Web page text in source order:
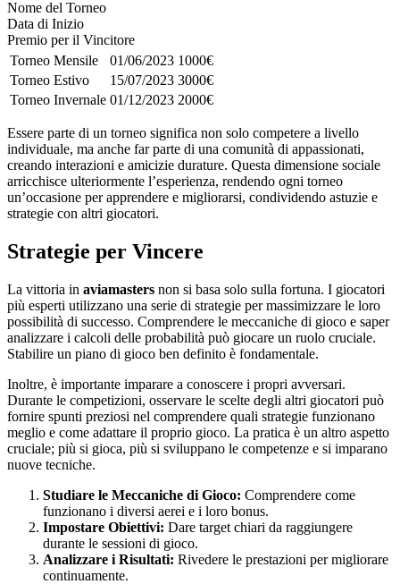
Nome del Torneo
Data di Inizio
Premio per il Vincitore
Torneo Mensile
01/06/2023 1000€
Torneo Estivo
15/07/2023 3000€
Torneo Invernale 01/12/2023 2000€
Essere parte di un torneo significa non solo competere a livello
individuale, ma anche far parte di una comunità di appassionati,
creando interazioni e amicizie durature. Questa dimensione sociale
arricchisce ulteriormente l’esperienza, rendendo ogni torneo
un’occasione per apprendere e migliorarsi, condividendo astuzie e
strategie con altri giocatori.
Strategie per Vincere
La vittoria in aviamasters non si basa solo sulla fortuna. I giocatori
più esperti utilizzano una serie di strategie per massimizzare le loro
possibilità di successo. Comprendere le meccaniche di gioco e saper
analizzare i calcoli delle probabilità può giocare un ruolo cruciale.
Stabilire un piano di gioco ben definito è fondamentale.
Inoltre, è importante imparare a conoscere i propri avversari.
Durante le competizioni, osservare le scelte degli altri giocatori può
fornire spunti preziosi nel comprendere quali strategie funzionano
meglio e come adattare il proprio gioco. La pratica è un altro aspetto
cruciale; più si gioca, più si sviluppano le competenze e si imparano
nuove tecniche.
Studiare le Meccaniche di Gioco: Comprendere come
funzionano i diversi aerei e i loro bonus.
Impostare Obiettivi: Dare target chiari da raggiungere
durante le sessioni di gioco.
Analizzare i Risultati: Rivedere le prestazioni per migliorare
continuamente.